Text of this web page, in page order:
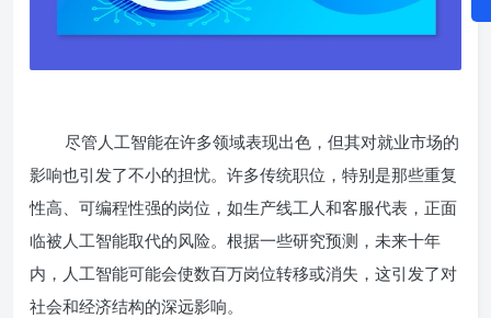
尽管人工智能在许多领域表现出色，但其对就业市场的
影响也引发了不小的担忧。许多传统职位，特别是那些重复
性高、可编程性强的岗位，如生产线工人和客服代表，正面
临被人工智能取代的风险。根据一些研究预测，未来十年
内，人工智能可能会使数百万岗位转移或消失，这引发了对
社会和经济结构的深远影响。